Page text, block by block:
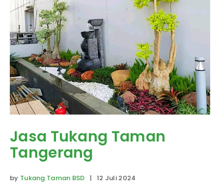
Jasa Tukang Taman
Tangerang
by Tukang Taman BSD | 12 Juli 2024